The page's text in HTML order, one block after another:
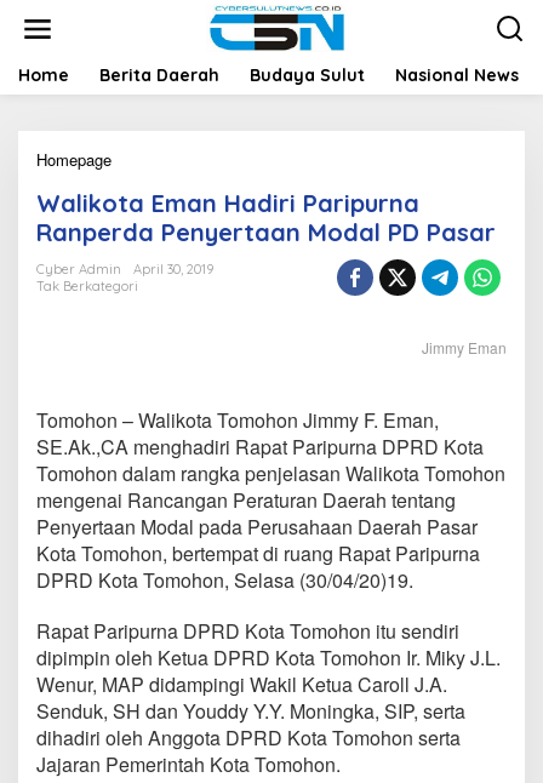
t
Home Berita Daerah Budaya Sulut Nasional News
Homepage
l
i
k
o
t
H
a
d
i
r
i
P
a
r
p
u
r
n
a
R
a
Walikota Eman Hadiri Paripurna
Ranperda Penyertaan Modal PD Pasar
Cyber Admin
April 30, 2019
Tak Berkategori
Jimmy Eman
Tomohon – Walikota Tomohon Jimmy F. Eman,
SE.Ak.,CA menghadiri Rapat Paripurna DPRD Kota
Tomohon dalam rangka penjelasan Walikota Tomohon
mengenai Rancangan Peraturan Daerah tentang
Penyertaan Modal pada Perusahaan Daerah Pasar
Kota Tomohon, bertempat di ruang Rapat Paripurna
DPRD Kota Tomohon, Selasa (30/04/20)19.
Rapat Paripurna DPRD Kota Tomohon itu sendiri
dipimpin oleh Ketua DPRD Kota Tomohon Ir. Miky J.L.
Wenur, MAP didampingi Wakil Ketua Caroll J.A.
Senduk, SH dan Youddy Y.Y. Moningka, SIP, serta
dihadiri oleh Anggota DPRD Kota Tomohon serta
Jajaran Pemerintah Kota Tomohon.